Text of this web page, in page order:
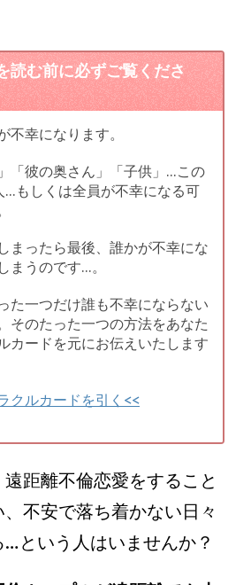
読む前に必ずご覧くださ
不幸になります。
「彼の奥さん」「子供」…この
…もしくは全員が不幸になる可
まったら最後、誰かが不幸にな
まうのです…。
た一つだけ誰も不幸にならない
そのたった一つの方法をあなた
カードを元にお伝えいたします
クルカードを引く<<
距離不倫恋愛をすること
不安で落ち着かない日々
という人はいませんか？